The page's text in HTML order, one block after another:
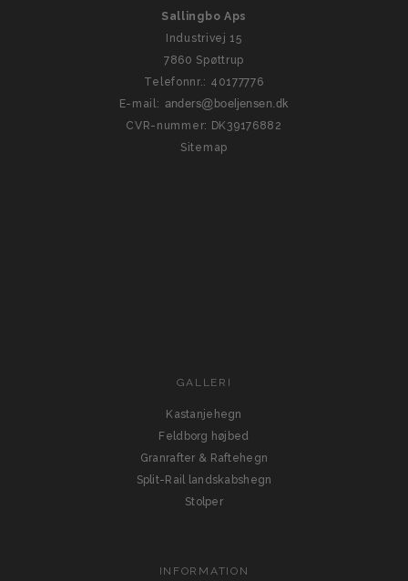
Sallingbo Aps
Industrivej 15
7860 Spøttrup
Telefonnr. : 40177776
E-mail :
CVR-nummer: DK39176882
Sitemap
GALLERI
Kastanjehegn
Feldborg højbed
Granrafter & Raftehegn
Split-Rail landskabshegn
Stolper
INFORMATION